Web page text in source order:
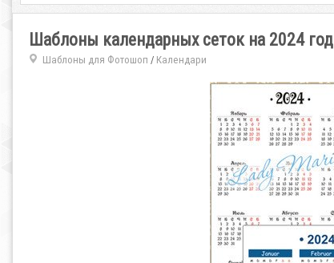
Шаблоны календарных сеток на 2024 год
Шаблоны для Фотошоп / Календари